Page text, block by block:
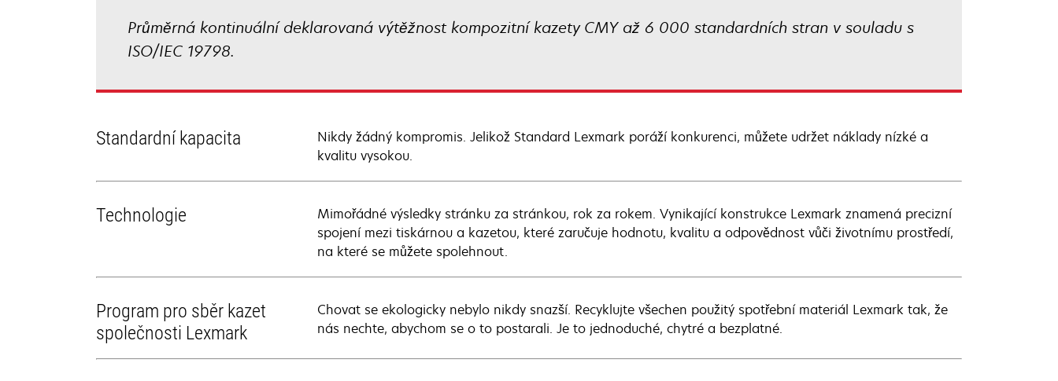
Průměrná kontinuální deklarovaná výtěžnost kompozitní kazety CMY až 6 000 standardních stran v souladu s
ISO/IEC 19798.
Standardní kapacita
Nikdy žádný kompromis. Jelikož Standard Lexmark poráží konkurenci, můžete udržet náklady nízké a
kvalitu vysokou.
Technologie
Mimořádné výsledky stránku za stránkou, rok za rokem. Vynikající konstrukce Lexmark znamená precizní
spojení mezi tiskárnou a kazetou, které zaručuje hodnotu, kvalitu a odpovědnost vůči životnímu prostředí,
na které se můžete spolehnout.
Program pro sběr kazet
společnosti Lexmark
Chovat se ekologicky nebylo nikdy snazší. Recyklujte všechen použitý spotřební materiál Lexmark tak, že
nás nechte, abychom se o to postarali. Je to jednoduché, chytré a bezplatné.